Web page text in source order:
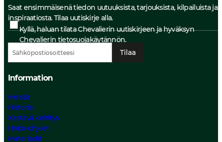
Saat ensimmäisenä tiedon uutuuksista, tarjouksista, kilpailuista ja
inspiraatiosta. Tilaa uutiskirje alla.
Kyllä, haluan tilata Chevalierin uutiskirjeen ja hyväksyn
Chevalierin tietosuojakäytännön.
Tilaa
Information
Meistä
Historia
Kestävä kehitys
Hoito-ohjeet
Materiaalit